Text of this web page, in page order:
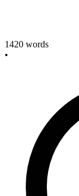
1420 words
•